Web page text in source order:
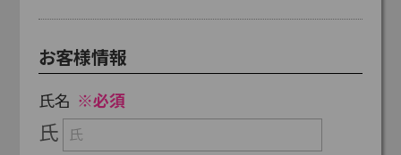
お客様情報
氏名 ※必須
氏